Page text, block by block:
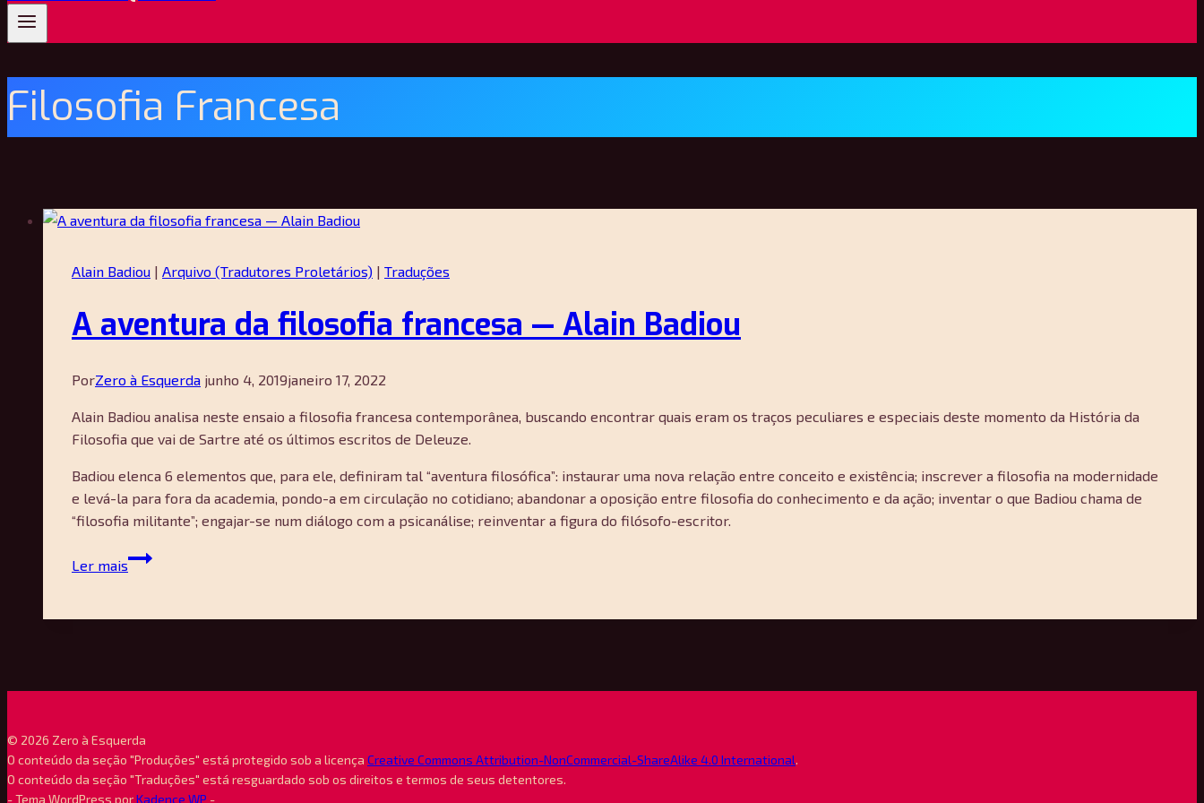
Filosofia Francesa
Alain Badiou | Arquivo (Tradutores Proletários) | Traduções
A aventura da filosofia francesa — Alain Badiou
PorZero à Esquerda junho 4, 2019janeiro 17, 2022
Alain Badiou analisa neste ensaio a filosofia francesa contemporânea, buscando encontrar quais eram os traços peculiares e especiais deste momento da História da
Filosofia que vai de Sartre até os últimos escritos de Deleuze.
Badiou elenca 6 elementos que, para ele, definiram tal “aventura filosófica”: instaurar uma nova relação entre conceito e existência; inscrever a filosofia na modernidade
e levá-la para fora da academia, pondo-a em circulação no cotidiano; abandonar a oposição entre filosofia do conhecimento e da ação; inventar o que Badiou chama de
“filosofia militante”; engajar-se num diálogo com a psicanálise; reinventar a figura do filósofo-escritor.
Ler mais
A
aventura
filosofia
Alain
© 2026 Zero à Esquerda
O conteúdo da seção "Produções" está protegido sob a licença Creative Commons Attribution-NonCommercial-ShareAlike 4.0 International.
O conteúdo da seção "Traduções" está resguardado sob os direitos e termos de seus detentores.
- Tema WordPress porKadence WP -